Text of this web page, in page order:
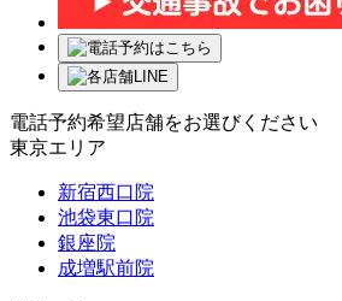
電話予約希望店舗をお選びください
東京エリア
新宿西口院
池袋東口院
銀座院
成増駅前院